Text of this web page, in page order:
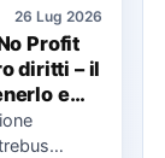
26 Lug 2026
Profit
diritti – il
e